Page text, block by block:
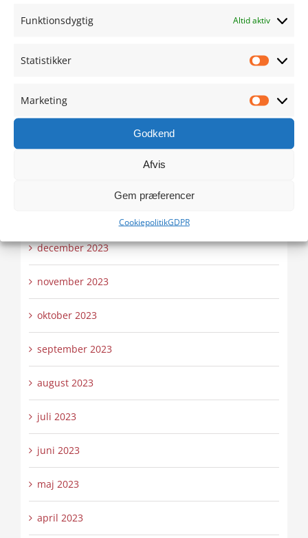
Funktionsdygtig Altid aktiv
Statistikker
Marketing
Godkend
Afvis
Gem præferencer
CookiepolitikGDPR
marts 2024
december 2023
november 2023
oktober 2023
september 2023
august 2023
juli 2023
juni 2023
maj 2023
april 2023